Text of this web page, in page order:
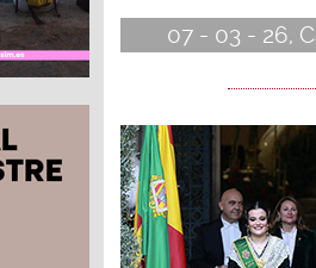
07 - 03 - 26,